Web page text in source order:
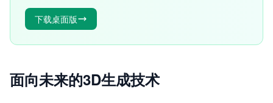
下载桌面版
面向未来的3D生成技术